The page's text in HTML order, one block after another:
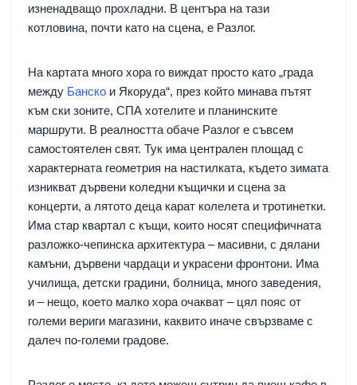
изненадващо прохладни. В центъра на тази
котловина, почти като на сцена, е Разлог.
На картата много хора го виждат просто като „града
между Банско и Якоруда“, през който минава пътят
към ски зоните, СПА хотелите и планинските
маршрути. В реалността обаче Разлог е съвсем
самостоятелен свят. Тук има централен площад с
характерната геометрия на настилката, където зимата
изникват дървени коледни къщички и сцена за
концерти, а лятото деца карат колелета и тротинетки.
Има стар квартал с къщи, които носят специфичната
разложко-чепинска архитектура – масивни, с дялани
камъни, дървени чардаци и украсени фронтони. Има
училища, детски градини, болница, много заведения,
и – нещо, което малко хора очакват – цял пояс от
големи вериги магазини, каквито иначе свързваме с
далеч по-големи градове.